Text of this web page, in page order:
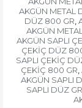
AKGÜN METAL
DÜZ 800 GR,
AKGÜN
AKGÜN SAPLI
ÇEKİÇ DÜZ
SAPLI ÇEKİÇ
ÇEKİÇ 800 GR,
AKGÜN SAPLI
SAPLI DÜZ GR